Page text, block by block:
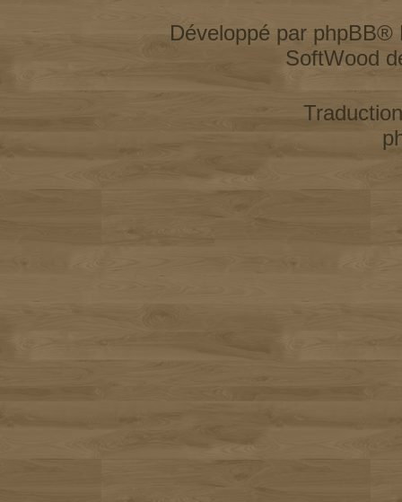
Développé par phpBB®
SoftWood